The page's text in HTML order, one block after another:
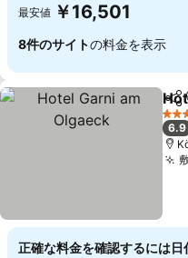
最安値 ￥16,501
8件のサイトの料金を表示
シ
3 ホ
6.9
正確な料金を確認するには